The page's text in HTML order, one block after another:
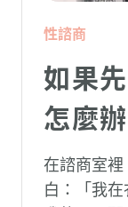
性諮商
如果
怎麼
在諮商室
白：「我